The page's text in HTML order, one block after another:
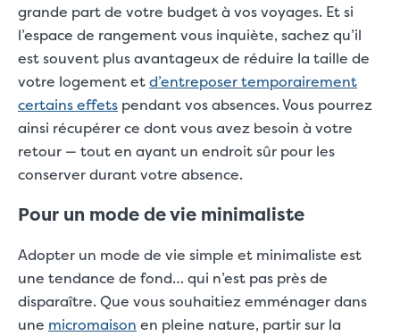
grande part de votre budget à vos voyages. Et si
l’espace de rangement vous inquiète, sachez qu’il
est souvent plus avantageux de réduire la taille de
votre logement etd’entreposer temporairement
certains effets pendant vos absences. Vous pourrez
ainsi récupérer ce dont vous avez besoin à votre
retour — tout en ayant un endroit sûr pour les
conserver durant votre absence.
Pour un mode de vie minimaliste
Adopter un mode de vie simple et minimaliste est
une tendance de fond… qui n’est pas près de
disparaître. Que vous souhaitiez emménager dans
une micromaison en pleine nature, partir sur la